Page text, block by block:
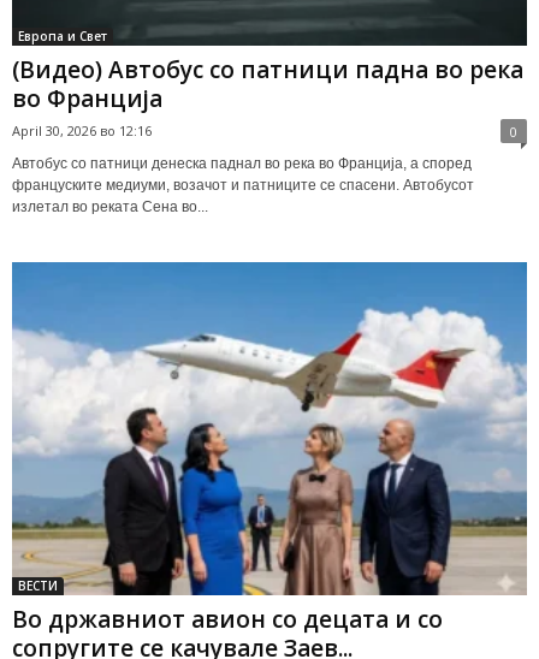
Европа и Свет
(Видео) Автобус со патници падна во река
во Франција
April 30, 2026 во 12:16 0
Автобус со патници денеска паднал во река во Франција, а според
француските медиуми, возачот и патниците се спасени. Автобусот
излетал во реката Сена во...
ВЕСТИ
Во државниот авион со децата и со
сопругите се качувале Заев...